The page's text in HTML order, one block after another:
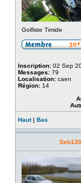
Golfiste Timide
Inscription: 02 Sep
Messages: 79
Localisation: caen
Région: 14
Haut| Bas
Seb130